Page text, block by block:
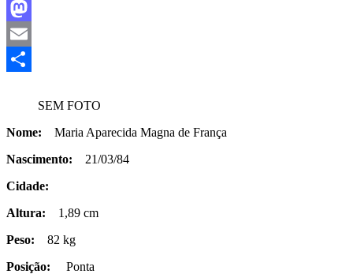
Facebook
Mastodon
Email
SEM FOTO
Nome: Maria Aparecida Magna de França
Nascimento: 21/03/84
Cidade:
Altura: 1,89 cm
Peso: 82 kg
Posição: Ponta